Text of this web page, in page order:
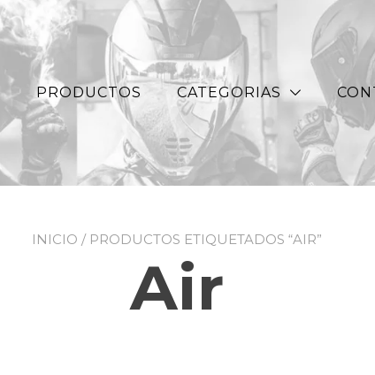
PRODUCTOS CATEGORIAS
INICIO / PRODUCTOS ETIQUETADOS “AIR”
Air